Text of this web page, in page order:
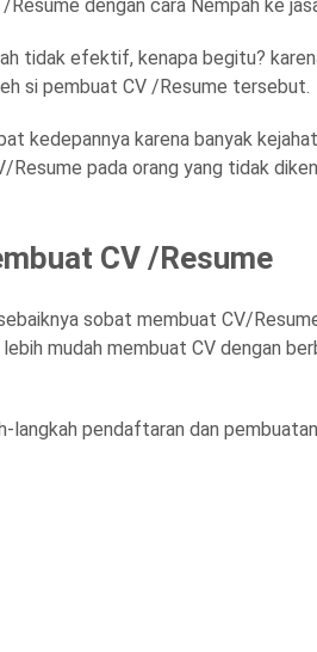
Resume dengan cara Nempah ke
tidak efektif, kenapa begitu?
si pembuat CV /Resume tersebut.
kedepannya karena banyak
pada orang yang tidak
CV /Resume
sobat membuat CV/
mudah membuat CV dengan
langkah pendaftaran dan